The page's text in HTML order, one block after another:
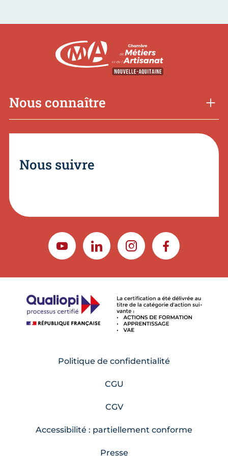
Nous connaître
Nous suivre
YOUTUBELINKEDININSTAGRAMFACEBOOK
Politique de confidentialité
CGU
CGV
Accessibilité : partiellement conforme
Presse